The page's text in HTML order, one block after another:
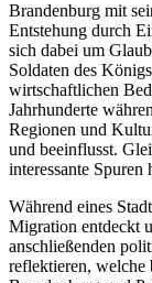
Brandenburg mit
Entstehung durch
sich dabei um
Soldaten des
wirtschaftlichen
Jahrhunderte
Regionen und
und beeinflusst.
interessante Spuren
Während eines
Migration entdeckt
anschließenden
reflektieren, welche